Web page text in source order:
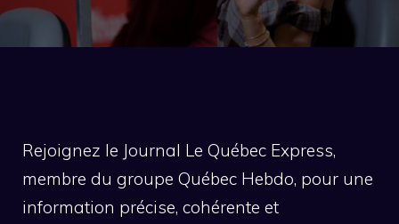
Rejoignez le Journal Le Québec Express,
membre du groupe Québec Hebdo, pour une
information précise, cohérente et